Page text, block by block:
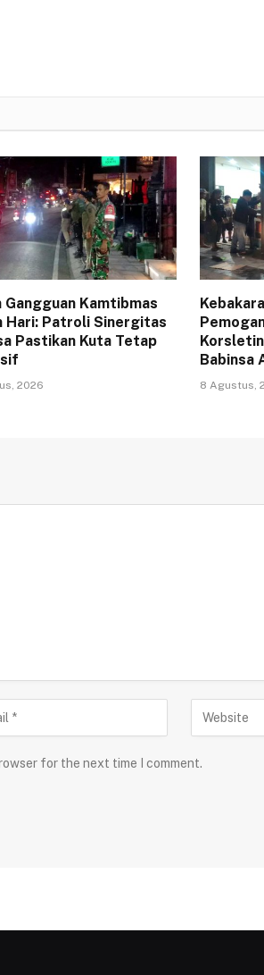
Gangguan Kamtibmas
Hari: Patroli Sinergitas
Pastikan Kuta Tetap
2026
Babinsa
8 Agustus,
for the next time I comment.